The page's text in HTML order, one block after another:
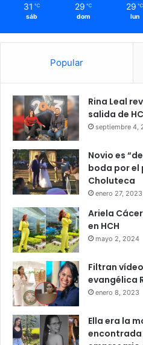
31 ℃
sáb
29 ℃
dom
29 ℃
lun
Popular
Rina Leal
salida de
septiembre 4,
Novio es
boda por el
Choluteca
enero 27, 2023
Ariela
en HCH
mayo 2, 2024
Filtran
evangélica
enero 8, 2023
Ella era la
encontrada